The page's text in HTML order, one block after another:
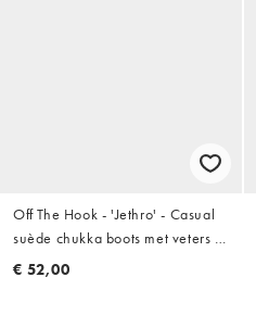
Off The Hook - 'Jethro' - Casual
suède chukka boots met veters in
donkertaupe
€ 52,00